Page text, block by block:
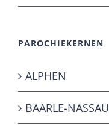
PAROCHIEKERNEN
ALPHEN
BAARLE-NASSAU